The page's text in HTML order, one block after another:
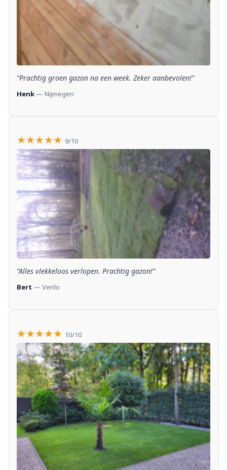
“Prachtig groen gazon na een week. Zeker aanbevolen!”
Henk — Nijmegen
★★★★★ 9/10
“Alles vlekkeloos verlopen. Prachtig gazon!”
Bert — Venlo
★★★★★ 10/10